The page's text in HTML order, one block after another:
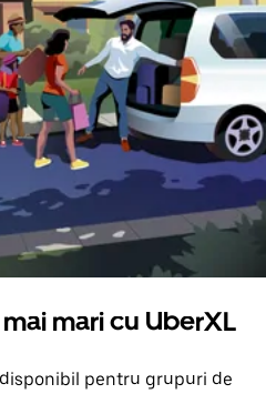
mari cu UberXL
pentru grupuri de